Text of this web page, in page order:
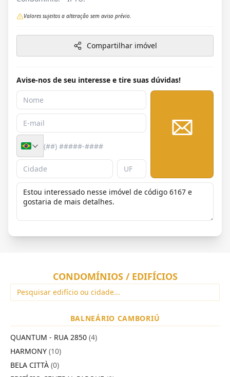
Valores sujeitos a alteração sem aviso prévio.
Compartilhar imóvel
Avise-nos de seu interesse e tire suas dúvidas!
CONDOMÍNIOS / EDIFÍCIOS
BALNEÁRIO CAMBORIÚ
QUANTUM - RUA 2850 (4)
HARMONY (10)
BELA CITTÀ (0)